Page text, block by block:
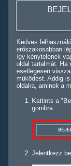
Kedves
erőszakosabban
így kénytelenek
oldal tartalmát. Ha
esetlegesen
működést. Addig
oldalra, aminek a
Kattints a
gombra:
Jelentkezz